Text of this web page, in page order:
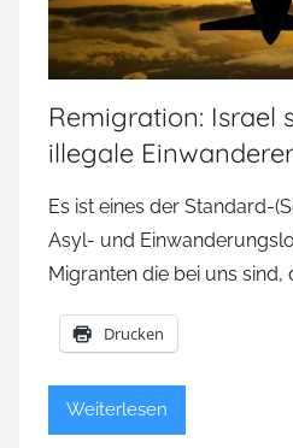
Remigration: Israel
illegale
Es ist eines der Standard-
Asyl- und
Migranten die bei uns sind,
Drucken
Weiterlesen